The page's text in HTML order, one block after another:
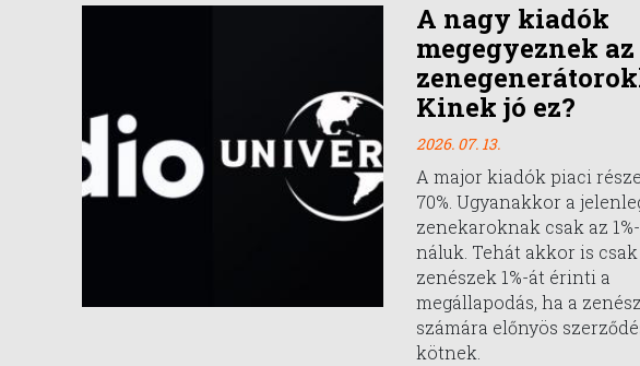
A nagy kiadók
megegyeznek
Kinek jó ez?
2026. 07. 13.
A major kiadók piaci
70%. Ugyanakkor a
zenekaroknak csak az
náluk. Tehát akkor is csak
zenészek 1%-át érinti a
megállapodás, ha a
számára előnyös
kötnek.